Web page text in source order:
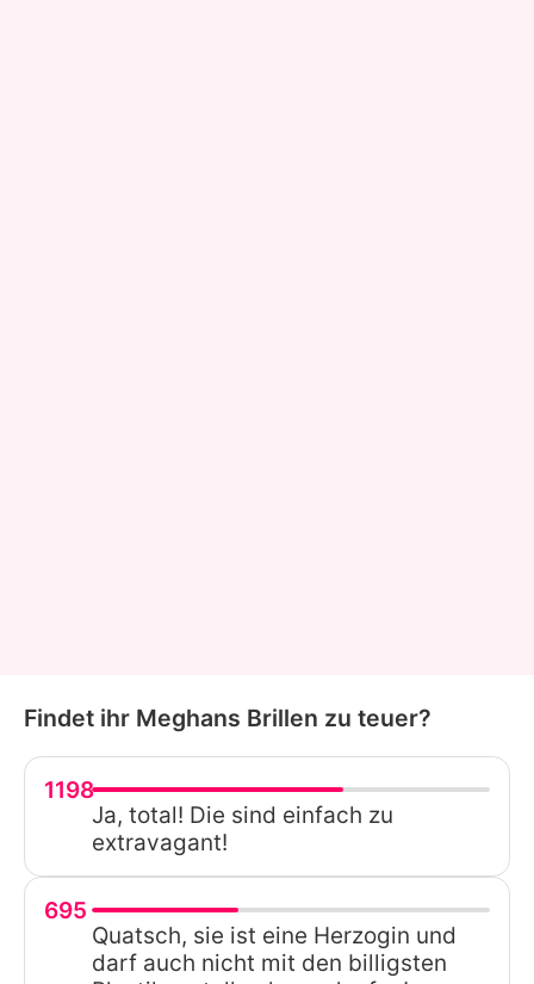
Findet ihr Meghans Brillen zu teuer?
1198
Ja, total! Die sind einfach zu
extravagant!
695
Quatsch, sie ist eine Herzogin und
darf auch nicht mit den billigsten